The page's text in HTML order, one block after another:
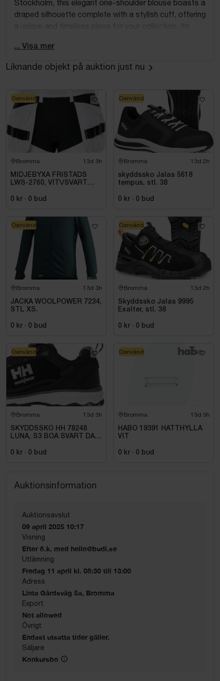
Stockholm, this elegant one-shoulder blouse boasts a
draped silhouette complete with a stylish cuff, offering
a unique and timeless piece for your collection. Its
versatile addition to any wardrobe.
... Visa mer
Liknande objekt på auktion just nu
Bromma 13d 3h
MIDJEBYXA FRISTADS
LWS-2760, VIT\/SVART
0 kr · 0 bud
Oanvänd
Bromma 13d 2h
skyddssko Jalas 5618
tempus, stl. 38
0 kr · 0 bud
Oanvänd
Bromma 13d 3h
JACKA WOOLPOWER 7234,
STL XS.
0 kr · 0 bud
Oanvänd
Bromma 13d 2h
Skyddssko Jalas 9995
Exalter, stl. 38
0 kr · 0 bud
Oanvänd
Bromma 13d 3h
SKYDDSSKO HH 78248
LUNA, S3 BOA SVART DAM
0 kr · 0 bud
Oanvänd
Bromma 13d 3h
HABO 19391 HATTHYLLA
VIT
0 kr · 0 bud
Oanvänd
Auktionsinformation
Auktionsavslut
09 april 2025 10:17
Visning
Efter ö.k. med hello@budi.se
Utlämning
Fredag 11 april kl. 08:30 till 13:00
Adress
Linta Gårdsväg 5a, Bromma
Export
Not allowed
Övrigt
Endast utsatta tider gäller.
Säljare
Konkursbo